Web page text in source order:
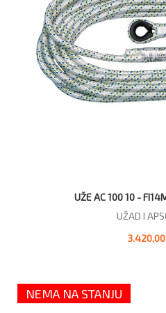
UŽE AC 100 10 -
UŽAD I
3.420,00
NEMA NA STANJU